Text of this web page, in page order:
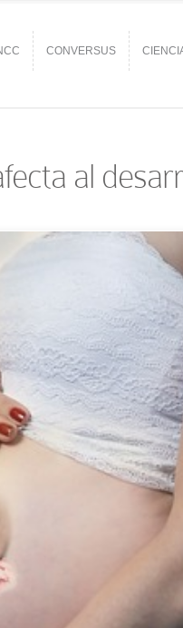
CONVERSUS
al